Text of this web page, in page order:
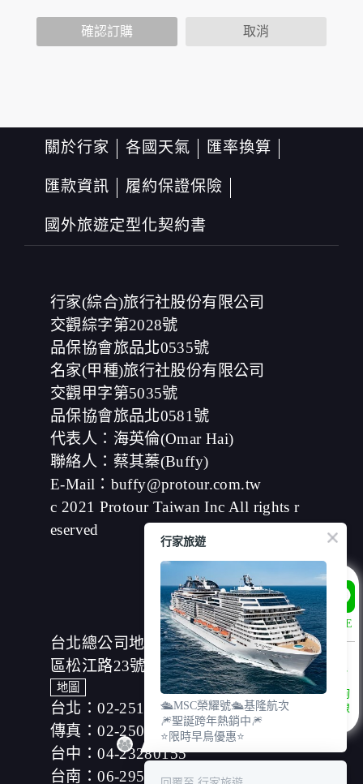
於本公司隱私權保護政策。
為了在本網站提供您最佳的互動性服務，可能會請您提供
相關個人的資料，其範圍如下：
本網站在您使用服務信箱、問卷調查等互動性功能時，會
保留您所提供的姓名、電子郵件地址、聯絡方式及使用時
間等。
連線設備的 IP 位址、使用時間、使用的瀏覽器、瀏覽及點
部研究外，我們會視需要公佈統計數據及說明文字，但不
涉及特定個人之資料。
除非取得您的同意或其他法令之特別規定，本網站絕不會
將您的個人資料揭露予第三人或使用於蒐集目的以外之其
他用途。
在您於本網站註冊帳號、使用本網站相關產品、服務、活
動或贈獎時，本網站會收集您的個人識別資料，本網站也
可以從商業夥伴處取得個人資料。
當客戶在本網站註冊時，我們會取得您的姓名、電話、住
址、身份證字號、電子郵件、出生日期、性別、行業等相
關資料，當您註冊成功，並登入使用我們的服務後，我們
即取得您的資料。註冊時，本網站取得您的姓名、電話、
住址、身份證字號、電子郵件、出生日期、性別、行業等
相關資料，當您註冊成功，並登入使用我們的服務後，本
網站即取得您的資料。
其他除了上述，會保留您在上網瀏覽或查詢時，伺服器自
行產生的相關記錄，包括您使用連線設備的 IP 位址、使用
時間、使用的瀏覽器、瀏覽及點選資料紀錄等。本網站會
對個別連線者的瀏覽器予以標示，歸納使用者瀏覽器在本
網站內部所瀏覽的網頁，除非您願意告知您的個人資料，
否則本網站不會也無法將此項記錄和您對應。請您注意，
在本網站網刊登廣告之廠商，或與連結本網站，也可能蒐
集您個人的資料。對於您主動提供的個人資訊，這些廣告
廠商、或連結網站有其個別的私權保護政策，其資料處理
措施不適用本網站隱私權保護政策，本公司不負任何連帶
責任。
本網站將在事前或註冊登錄取得您的同意後，傳送商業性
資料或電子郵件給您。本公司除了在該資料或電子郵件上
註明是由本公司發送，也會在該資料或電子郵件上提供您
能隨時停止接收這些資料或電子郵件的方法及說明。
確認訂購 取消
關於行家 各國天氣 匯率換算
匯款資訊 履約保證保險
國外旅遊定型化契約書
行家(綜合)旅行社股份有限公司
交觀綜字第2028號
品保協會旅品北0535號
名家(甲種)旅行社股份有限公司
交觀甲字第5035號
品保協會旅品北0581號
代表人：海英倫(Omar Hai)
聯絡人：蔡其蓁(Buffy)
E-Mail：buffy@protour.com.tw
c 2021 Protour Taiwan Inc All rights r
eserved
台北總公司地址：(104)台北市中山
區松江路23號7樓、8樓
地圖
台北：02-25166630
傳真：02-25019918
台中：04-23280155
台南：06-2953606
LINE
諮詢
專線
行家旅遊
🛳️MSC榮耀號🛳️基隆航次
🎆聖誕跨年熱銷中🎆
⭐限時早鳥優惠⭐